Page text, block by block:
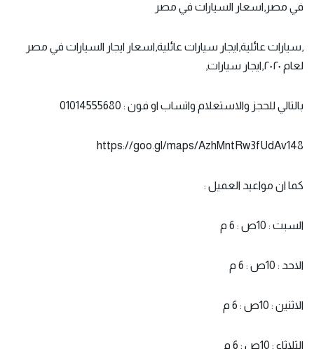
في مصر,اسعار السيارات في مصر
,سيارات عائلية,ايجار سيارات عائلية,اسعار ايجار السيارات في مصر
لعام ٢٠٢٠,ايجار سيارات,
بالتالي للحجز والاستعلام واتساب او فون : 01014555680
https://goo.gl/maps/AzhMntRw3fUdAv148
كما ان مواعيد العميل :
السبت : 10ص : 6 م
الاحد : 10ص : 6 م
الاثنين : 10ص : 6 م
الثلاثاء : 10ص : 6 م